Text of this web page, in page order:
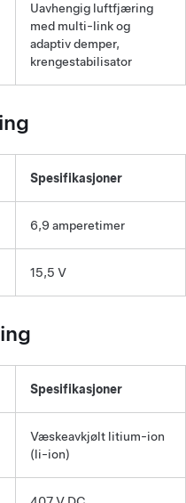
Uavhengig luftfjæring
med multi-link og
adaptiv demper,
krengestabilisator
Spesifikasjoner
6,9 amperetimer
15,5 V
Spesifikasjoner
Væskeavkjølt litium-ion
(li-ion)